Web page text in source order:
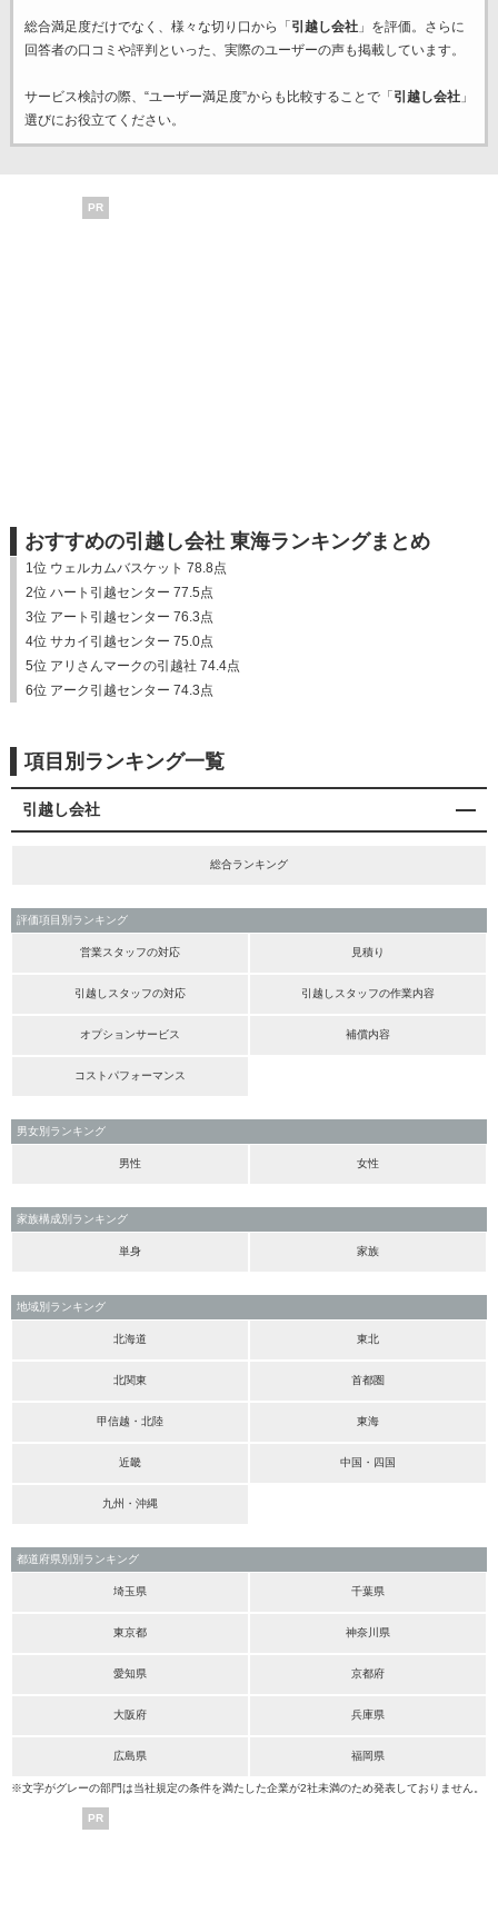
総合満足度だけでなく、様々な切り口から「 引越し会社」を評価。さらに
回答者の口コミや評判といった、実際のユーザーの声も掲載しています。
サービス検討の際、“ユーザー満足度”からも比較することで「 引越し会社」
選びにお役立てください。
PR
おすすめの引越し会社 東海ランキングまとめ
1位 ウェルカムバスケット 78.8点
2位 ハート引越センター 77.5点
3位 アート引越センター 76.3点
4位 サカイ引越センター 75.0点
5位 アリさんマークの引越社 74.4点
6位 アーク引越センター 74.3点
項目別ランキング一覧
引越し会社
総合ランキング
評価項目別ランキング
営業スタッフの対応 見積り
引越しスタッフの対応 引越しスタッフの作業内容
オプションサービス 補償内容
コストパフォーマンス
男女別ランキング
男性 女性
家族構成別ランキング
単身 家族
地域別ランキング
北海道 東北
北関東 首都圏
甲信越・北陸 東海
近畿 中国・四国
九州・沖縄
都道府県別別ランキング
埼玉県 千葉県
東京都 神奈川県
愛知県 京都府
大阪府 兵庫県
広島県 福岡県
※文字がグレーの部門は当社規定の条件を満たした企業が2社未満のため発表しておりません。
PR